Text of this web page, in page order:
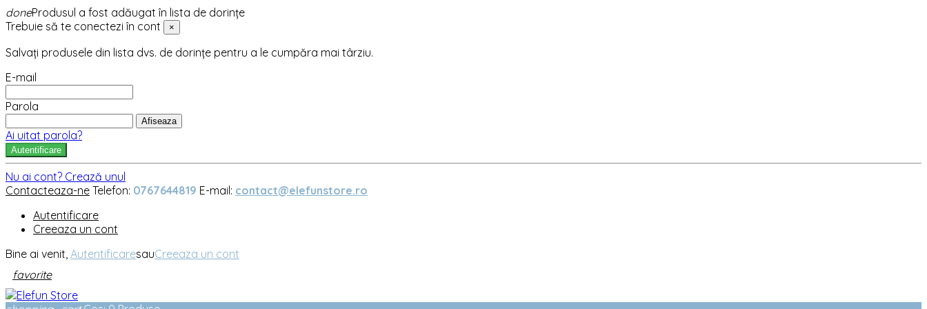
doneProdusul a fost adăugat în lista de dorințe
Trebuie să te conectezi în cont
×
Salvați produsele din lista dvs. de dorințe pentru a le cumpăra mai târziu.
E-mail
Parola
Afiseaza
Ai uitat parola?
Autentificare
Nu ai cont? Crează unul
Contacteaza-ne Telefon: 0767644819 E-mail: contact@elefunstore.ro
Autentificare
Creeaza un cont
Bine ai venit, AutentificaresauCreeaza un cont
favorite